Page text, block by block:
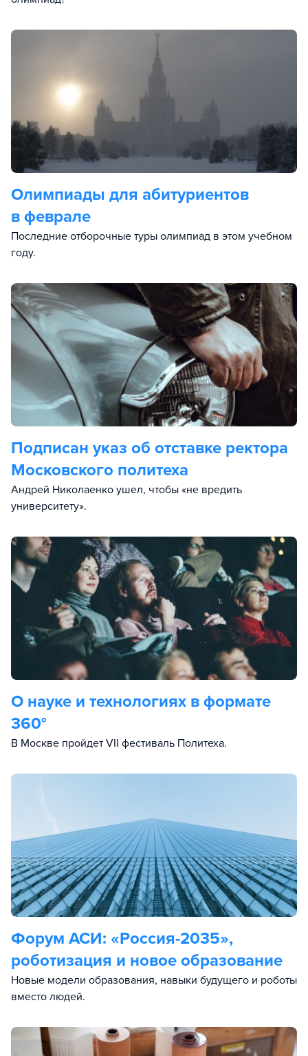
Олимпиады для абитуриентов
в феврале
Последние отборочные туры олимпиад в этом учебном
году.
Подписан указ об отставке ректора
Московского политеха
Андрей Николаенко ушел, чтобы «не вредить
университету».
О науке и технологиях в формате
360°
В Москве пройдет VII фестиваль Политеха.
Форум АСИ: «Россия-2035»,
роботизация и новое образование
Новые модели образования, навыки будущего и роботы
вместо людей.